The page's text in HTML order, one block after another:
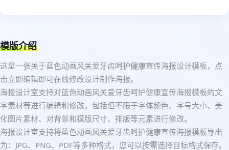
模版介绍
这是一张关于蓝色动画风关爱牙齿呵护健康宣传海报设计模板，点
击立即编辑即可在线修改设计制作海报。
海报设计室支持对蓝色动画风关爱牙齿呵护健康宣传海报模板的文
字素材等进行编辑和修改，包括但不限于字体颜色、字号大小、美
化图片素材、对背景和模版尺寸、排版等元素进行修改。
海报设计室支持将蓝色动画风关爱牙齿呵护健康宣传海报模板导出
为：JPG、PNG、PDF等多种格式，您可以按需选择目标格式保存。